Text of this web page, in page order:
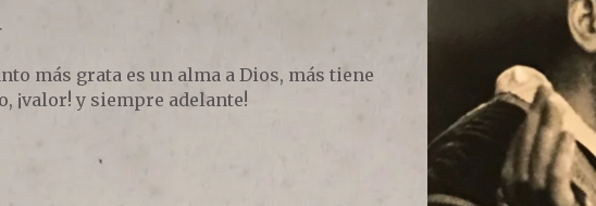
más grata es un alma a Dios, más tiene
¡valor! y siempre adelante!